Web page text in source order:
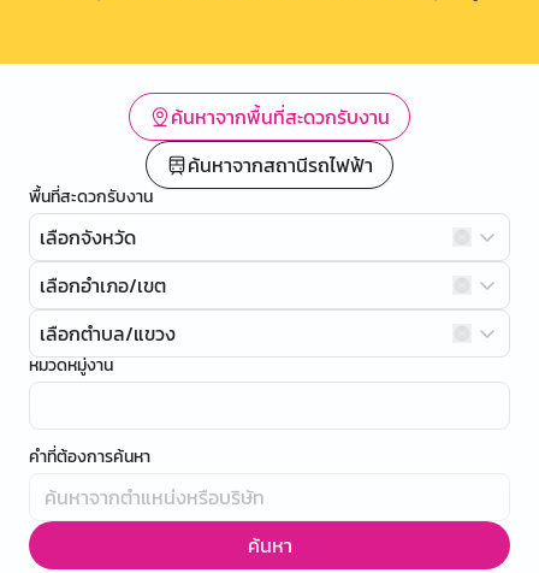
ค้นหาจากพื้นที่สะดวกรับงาน
ค้นหาจากสถานีรถไฟฟ้า
พื้นที่สะดวกรับงาน
เลือกจังหวัด
เลือกอำเภอ/เขต
เลือกตำบล/แขวง
หมวดหมู่งาน
คำที่ต้องการค้นหา
ค้นหา